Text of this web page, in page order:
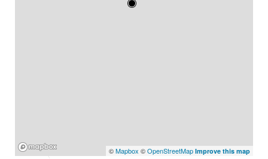
©Mapbox ©OpenStreetMap Improve this map